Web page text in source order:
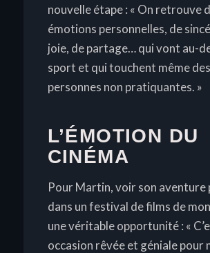
nouvelle étape : « On retrouve
émotions personnelles, de
joie, de partage… qui vont au-
sport et qui touchent même des
personnes non pratiquantes. »
L’ÉMOTION DU
CINÉMA
Pour Martin, voir son aventure
dans un festival de films de
une véritable opportunité : «
occasion rêvée et géniale pour